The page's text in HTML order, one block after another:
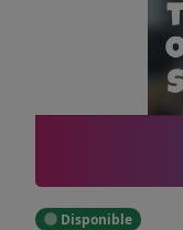
Disponible